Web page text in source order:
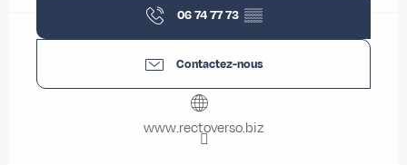
06 74 77 73 ▒▒
Contactez-nous
www.rectoverso.biz